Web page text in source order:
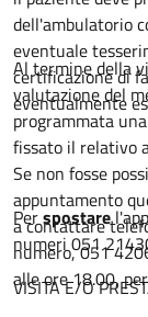
dell'ambulatorio
eventuale
certificazione di
eventualmente
Al termine della
valutazione del
programmata
fissato il relativo
Se non fosse
appuntamento
a contattare
numero, 051
alle ore 18.00,
Perspostare
numeri 051
VISITA E/O